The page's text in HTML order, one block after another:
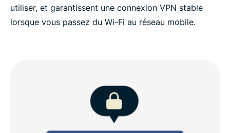
utiliser, et garantissent une connexion VPN stable
lorsque vous passez du Wi-Fi au réseau mobile.